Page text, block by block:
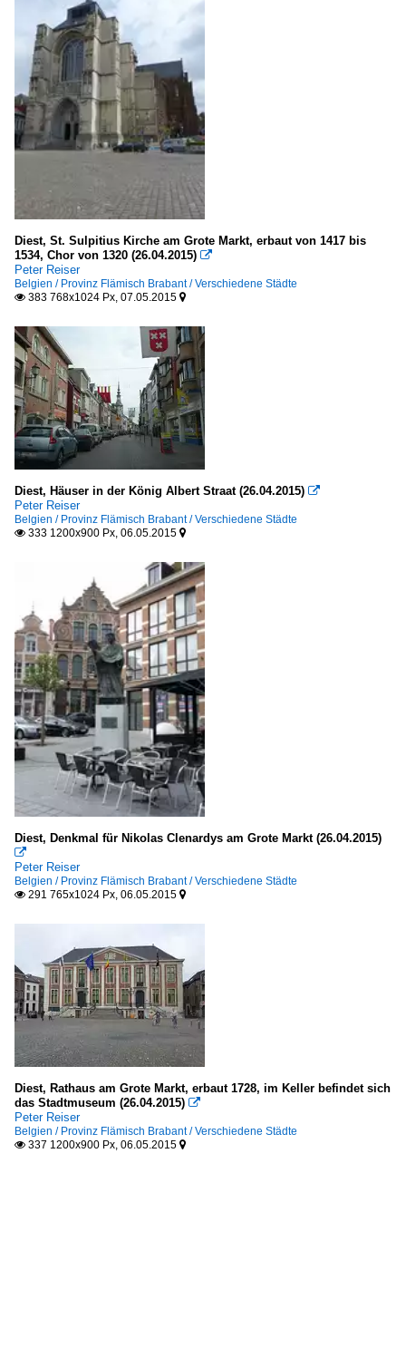
Diest, St. Sulpitius Kirche am Grote Markt, erbaut von 1417 bis
1534, Chor von 1320 (26.04.2015) 
Peter Reiser
Belgien / Provinz Flämisch Brabant / Verschiedene Städte
 383 768x1024 Px, 07.05.2015 
Diest, Häuser in der König Albert Straat (26.04.2015) 
Peter Reiser
Belgien / Provinz Flämisch Brabant / Verschiedene Städte
 333 1200x900 Px, 06.05.2015 
Diest, Denkmal für Nikolas Clenardys am Grote Markt (26.04.2015)

Peter Reiser
Belgien / Provinz Flämisch Brabant / Verschiedene Städte
 291 765x1024 Px, 06.05.2015 
Diest, Rathaus am Grote Markt, erbaut 1728, im Keller befindet sich
das Stadtmuseum (26.04.2015) 
Peter Reiser
Belgien / Provinz Flämisch Brabant / Verschiedene Städte
 337 1200x900 Px, 06.05.2015 